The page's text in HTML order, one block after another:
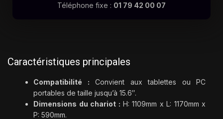
Téléphone fixe : 01 79 42 00 07
Caractéristiques principales
Compatibilité : Convient aux tablettes ou PC
portables de taille jusqu’à 15.6″.
Dimensions du chariot : H: 1109mm x L: 1170mm x
P: 590mm.